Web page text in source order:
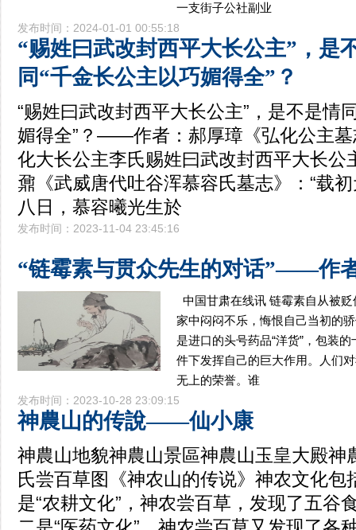
一支街子公社副业
发布时间：2024-01-01 00:55:18
“赐姓曰武改封西平大长公主”，是
同“千金长公主以巧媚得全”？
“赐姓曰武改封西平大长公主”，是不是情
媚得全”？——作者：郝厚璋《弘化公主墓
化大长公主李氏赐姓曰武改封西平大长公
鼐《武威唐代吐谷浑慕容氏墓志》：“载
八日，慕容曦光生於
发布时间：2023-11-04 23:45:16
“链霉素与贯众先生的对话”——作
中国甘肃在线讯 链霉素自从被
家中闷闷不乐，悔恨自己当初的
是进口的头号药品“洋货”，包装
件下发挥自己的巨大作用。人们
无上的荣誉。谁
发布时间：2023-10-28 23:09:15
神農山的传說——仙小康
神農山地貌神農山景區神農山玉皇大殿神
氏尝百草图《神农山的传说》神农文化包
是“农耕文化”，神农尝百草，发现了五谷